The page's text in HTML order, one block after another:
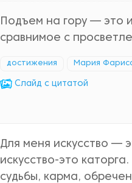
Подъем на гору — это
сравнимое с
достижения Мария
Cлайд с цитатой
Для меня искусство —
искусство-это
судьбы, карма,